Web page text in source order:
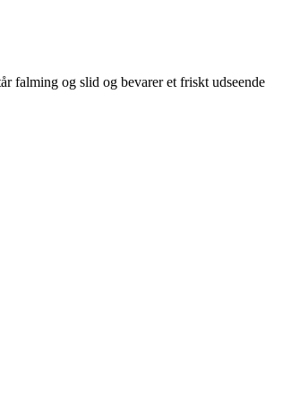
falming og slid og bevarer et friskt udseende